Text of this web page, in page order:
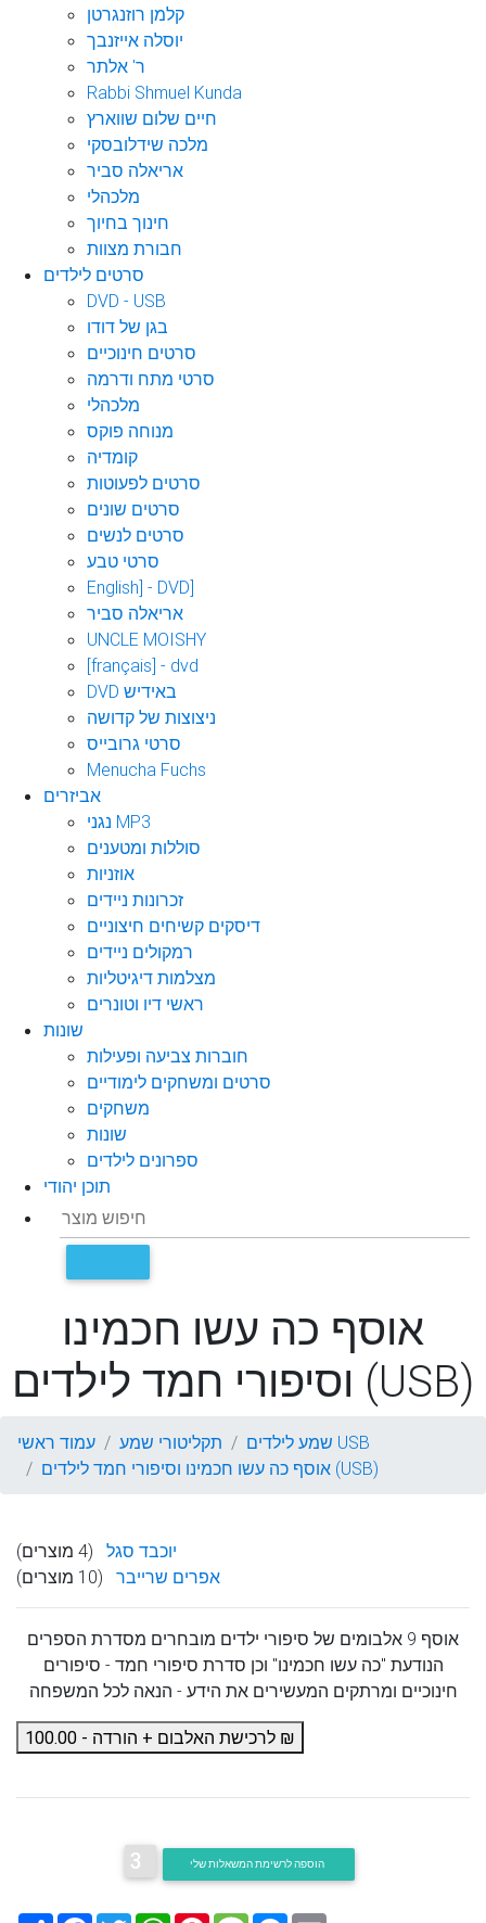
קלמן רוזנגרטן
יוסלה אייזנבך
ר' אלתר
Rabbi Shmuel Kunda
חיים שלום שווארץ
מלכה שידלובסקי
אריאלה סביר
מלכהלי
חינוך בחיוך
חבורת מצוות
סרטים לילדים
DVD - USB
בגן של דודו
סרטים חינוכיים
סרטי מתח ודרמה
מלכהלי
מנוחה פוקס
קומדיה
סרטים לפעוטות
סרטים שונים
סרטים לנשים
סרטי טבע
English] - DVD]
אריאלה סביר
UNCLE MOISHY
[français] - dvd
DVD באידיש
ניצוצות של קדושה
סרטי גרובייס
Menucha Fuchs
אביזרים
נגני MP3
סוללות ומטענים
אוזניות
זכרונות ניידים
דיסקים קשיחים חיצוניים
רמקולים ניידים
מצלמות דיגיטליות
ראשי דיו וטונרים
שונות
חוברות צביעה ופעילות
סרטים ומשחקים לימודיים
משחקים
שונות
ספרונים לילדים
תוכן יהודי
אוסף כה עשו חכמינו
וסיפורי חמד לילדים (USB)
עמוד ראשי תקליטורי שמע
שמע לילדים USB
אוסף כה עשו חכמינו וסיפורי חמד לילדים (USB)
יוכבד סגל (4 מוצרים)
אפרים שרייבר (10 מוצרים)
אוסף 9 אלבומים של סיפורי ילדים מובחרים מסדרת הספרים
הנודעת "כה עשו חכמינו" וכן סדרת סיפורי חמד - סיפורים
חינוכיים ומרתקים המעשירים את הידע - הנאה לכל המשפחה
לרכישת האלבום + הורדה - 100.00 ₪
3